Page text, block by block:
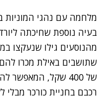
מלחמה עם נהגי המוניות
בעיה נוספת שחיכתה
מהנוסעים גילו שנעקצו
שתושבים באילת מכרו להם
של 400 שקל,
רכבם בחניית כורכר